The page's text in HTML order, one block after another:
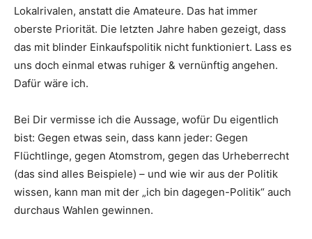
Lokalrivalen, anstatt die Amateure. Das hat immer
oberste Priorität. Die letzten Jahre haben gezeigt, dass
das mit blinder Einkaufspolitik nicht funktioniert. Lass es
uns doch einmal etwas ruhiger & vernünftig angehen.
Dafür wäre ich.
Bei Dir vermisse ich die Aussage, wofür Du eigentlich
bist: Gegen etwas sein, dass kann jeder: Gegen
Flüchtlinge, gegen Atomstrom, gegen das Urheberrecht
(das sind alles Beispiele) – und wie wir aus der Politik
wissen, kann man mit der „ich bin dagegen-Politik“ auch
durchaus Wahlen gewinnen.